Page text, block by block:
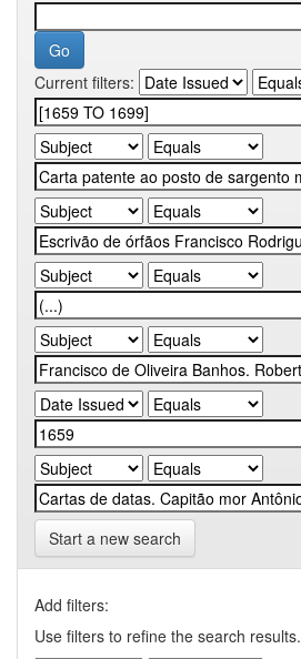
Current filters:
Start a new search
Add filters:
Use filters to refine the search results.